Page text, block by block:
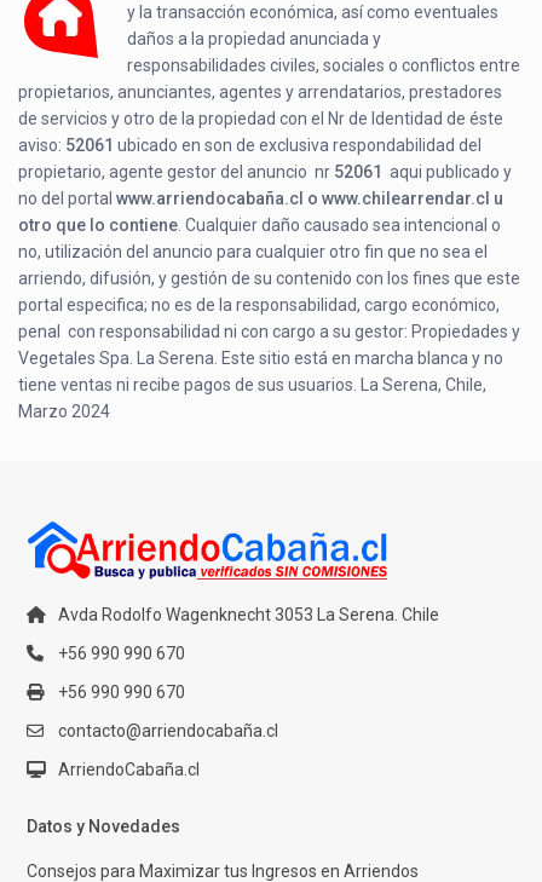
y la transacción económica, así como eventuales
daños a la propiedad anunciada y
responsabilidades civiles, sociales o conflictos entre
propietarios, anunciantes, agentes y arrendatarios, prestadores
de servicios y otro de la propiedad con el Nr de Identidad de éste
aviso: 52061 ubicado enson de exclusiva respondabilidad del
propietario, agente gestor del anuncio nr 52061 aqui publicado y
no del portalwww.arriendocabaña.cl o www.chilearrendar.cl u
otro que lo contiene . Cualquier daño causado sea intencional o
no, utilización del anuncio para cualquier otro fin que no sea el
arriendo, difusión, y gestión de su contenido con los fines que este
portal especifica; no es de la responsabilidad, cargo económico,
penal con responsabilidad ni con cargo a su gestor: Propiedades y
Vegetales Spa. La Serena. Este sitio está en marcha blanca y no
tiene ventas ni recibe pagos de sus usuarios. La Serena, Chile,
Marzo 2024
Avda Rodolfo Wagenknecht 3053 La Serena. Chile
+56 990 990 670
+56 990 990 670
contacto@arriendocabaña.cl
ArriendoCabaña.cl
Datos y Novedades
Consejos para Maximizar tus Ingresos en Arriendos